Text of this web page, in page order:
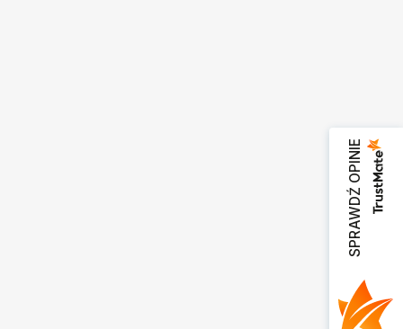
SPRAWDŹ OPINIE